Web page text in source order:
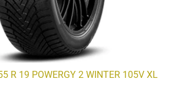
R 19 POWERGY 2 WINTER 105V XL